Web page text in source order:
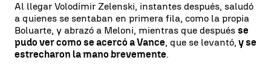
Al llegar Volodímir Zelenski, instantes después, saludó
a quienes se sentaban en primera fila, como la propia
Boluarte, y abrazó a Meloni, mientras que después se
pudo ver como se acercó a Vance, que se levantó, y se
estrecharon la mano brevemente.